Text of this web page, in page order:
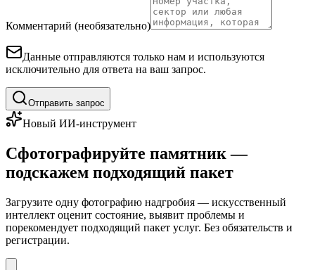
Комментарий (необязательно)
Данные отправляются только нам и используются
исключительно для ответа на ваш запрос.
Отправить запрос
Новый ИИ-инструмент
Сфотографируйте памятник —
подскажем подходящий пакет
Загрузите одну фотографию надгробия — искусственный
интеллект оценит состояние, выявит проблемы и
порекомендует подходящий пакет услуг. Без обязательств и
регистрации.